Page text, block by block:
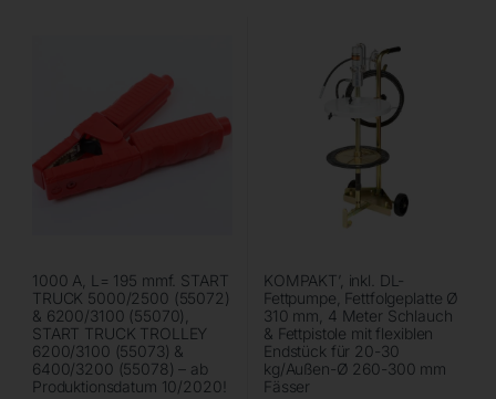
1000 A, L= 195 mmf. START
TRUCK 5000/2500 (55072)
& 6200/3100 (55070),
START TRUCK TROLLEY
6200/3100 (55073) &
6400/3200 (55078) – ab
Produktionsdatum 10/2020!
KOMPAKT’, inkl. DL-
Fettpumpe, Fettfolgeplatte Ø
310 mm, 4 Meter Schlauch
& Fettpistole mit flexiblen
Endstück für 20-30
kg/Außen-Ø 260-300 mm
Fässer